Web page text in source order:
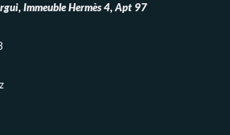
Immeuble Hermès 4, Apt 97